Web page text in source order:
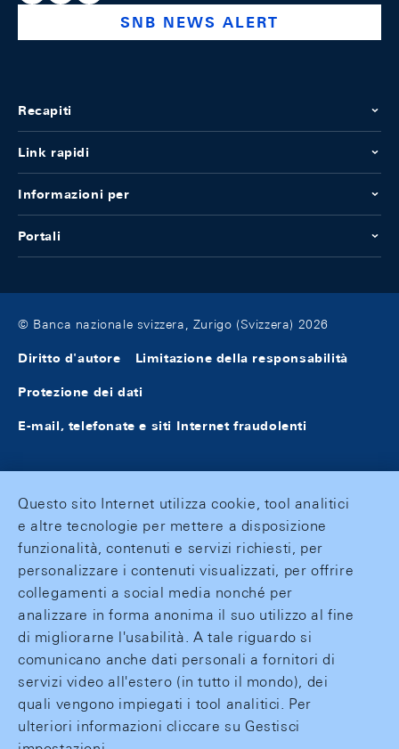
SNB NEWS ALERT
Recapiti
Link rapidi
Informazioni per
Portali
© Banca nazionale svizzera, Zurigo (Svizzera) 2026
Diritto d'autore Limitazione della responsabilità
Protezione dei dati
E-mail, telefonate e siti Internet fraudolenti
Questo sito Internet utilizza cookie, tool analitici
e altre tecnologie per mettere a disposizione
funzionalità, contenuti e servizi richiesti, per
personalizzare i contenuti visualizzati, per offrire
collegamenti a social media nonché per
analizzare in forma anonima il suo utilizzo al fine
di migliorarne l'usabilità. A tale riguardo si
comunicano anche dati personali a fornitori di
servizi video all'estero (in tutto il mondo), dei
quali vengono impiegati i tool analitici. Per
ulteriori informazioni cliccare su Gestisci